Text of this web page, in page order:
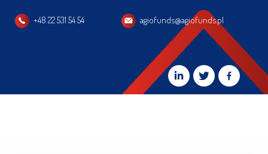
+48 22 531 54 54 agiofunds@agiofunds.pl